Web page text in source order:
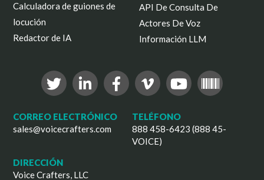
Calculadora de guiones de
locución
Redactor de IA
API De Consulta De
Actores De Voz
Información LLM
CORREO ELECTRÓNICO
sales@voicecrafters.com
TELÉFONO
888 458-6423 (888 45-
VOICE)
DIRECCIÓN
Voice Crafters, LLC